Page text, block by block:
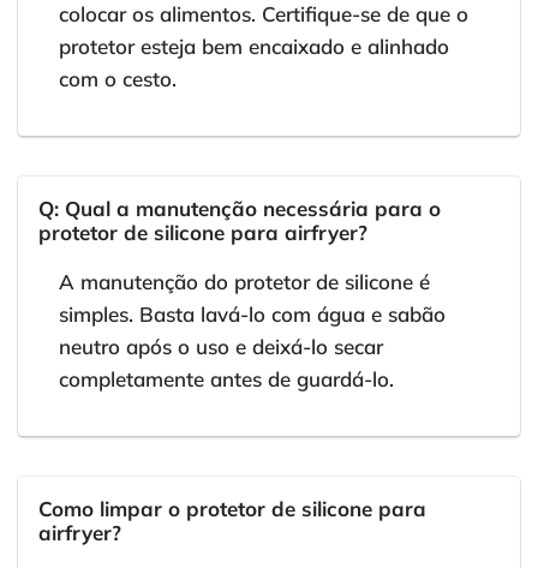
colocar os alimentos. Certifique-se de que o
protetor esteja bem encaixado e alinhado
com o cesto.
Q: Qual a manutenção necessária para o
protetor de silicone para airfryer?
A manutenção do protetor de silicone é
simples. Basta lavá-lo com água e sabão
neutro após o uso e deixá-lo secar
completamente antes de guardá-lo.
Como limpar o protetor de silicone para
airfryer?